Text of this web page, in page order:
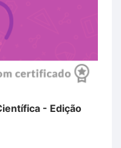
- Edição